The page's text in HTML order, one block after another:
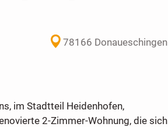
78166 Donaueschingen
im Stadtteil Heidenhofen,
2-Zimmer-Wohnung, die sich